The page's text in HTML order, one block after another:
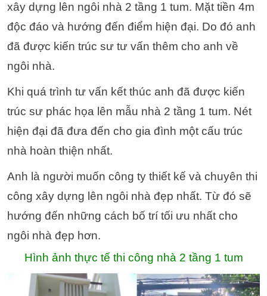
xây dựng lên ngôi nhà 2 tầng 1 tum. Mặt tiền 4m
độc đáo và hướng đến điểm hiện đại. Do đó anh
đã được kiến trúc sư tư vấn thêm cho anh về
ngôi nhà.
Khi quá trình tư vấn kết thúc anh đã được kiến
trúc sư phác họa lên mẫu nhà 2 tầng 1 tum. Nét
hiện đại đã đưa đến cho gia đình một cấu trúc
nhà hoàn thiện nhất.
Anh là người muốn công ty thiết kế và chuyên thi
công xây dựng lên ngôi nhà đẹp nhất. Từ đó sẽ
hướng đến những cách bố trí tối ưu nhất cho
ngôi nhà đẹp hơn.
Hình ảnh thực tế thi công nhà 2 tầng 1 tum